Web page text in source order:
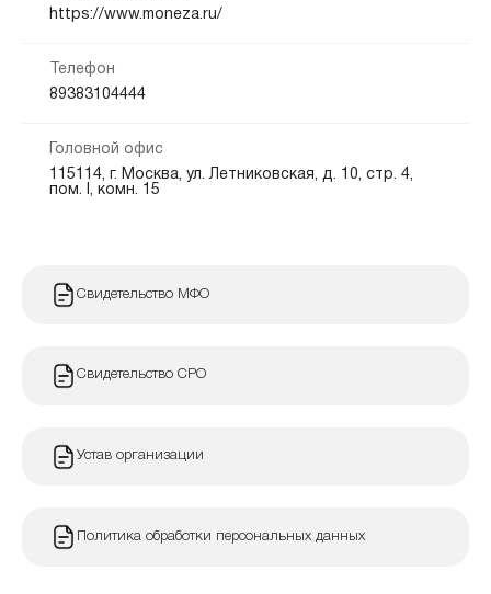
Электронные ПС
Документы:
https://www.moneza.ru/
Телефон
89383104444
Головной офис
115114, г. Москва, ул. Летниковская, д. 10, стр. 4,
пом. I, комн. 15
Свидетельство МФО
Свидетельство СРО
Устав организации
Политика обработки персональных данных